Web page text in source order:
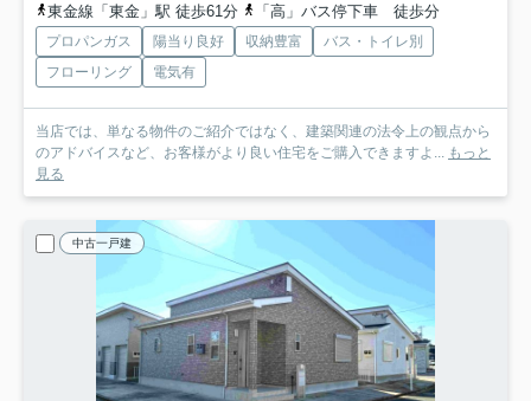
東金線「東金」駅 徒歩61分
「高」バス停下車 徒歩分
プロパンガス 陽当り良好 収納豊富
バス・トイレ別
フローリング
電気有
当店では、単なる物件のご紹介ではなく、建築関連の法令上の観点から
のアドバイスなど、お客様がより良い住宅をご購入できますよ...
もっと
見る
中古一戸建